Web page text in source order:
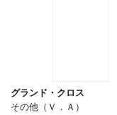
グランド・クロス
その他（Ｖ．Ａ）